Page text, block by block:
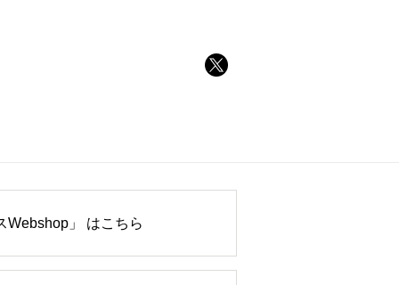
Webshop」 はこちら